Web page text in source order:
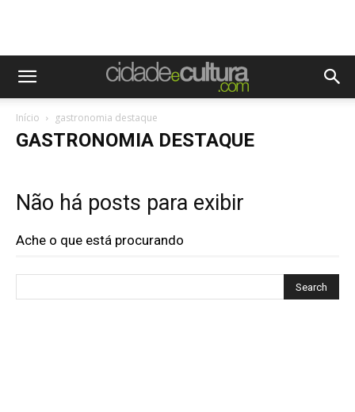
Início gastronomia destaque
GASTRONOMIA DESTAQUE
Não há posts para exibir
Ache o que está procurando